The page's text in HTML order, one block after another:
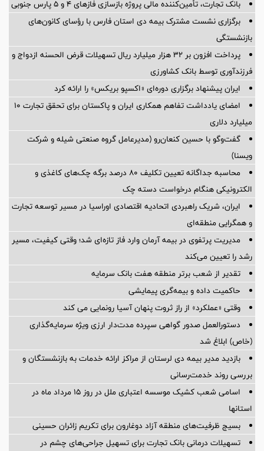
بانک تجارت، تأمین‌کننده مالی پروژه بازسازی فازهای ۴ و ۵ پارس جنوبی
برگزاری نشست مشترک بیمه دی استان فارس با رؤسای کانون‌های
بازنشستگی
پرداخت افزون بر 32 هزار میلیارد ریال تسهیلات قرض الحسنه ازدواج و
فرزندآوری توسط بانک کشاورزی
ایران پیشنهاد برگزاری دوره‌ای «اکسپو بریکس» را ارائه کرد
امضای یادداشت تفاهم همکاری ایران و پاکستان برای تحقق تجارت ۱۰
میلیارد دلاری
گفت‌وگو با حسین كنعان‌رو (مدیرعامل گروه صنعتی شیله و شركت
ویسنا)
محاسبه جداگانه تعیین تکلیف 80 درصد برگه چک‌های کاغذی و
الکترونیکی هنگام درخواست دسته چک
ایران، شریک راهبردی اتحادیه اقتصادی اوراسیا در مسیر توسعه تجارت
و همگرایی منطقه‌ای
مدیریت پرتفوی در بیمه آرمان وارد فاز تازه‌ای شد؛ وقتی کیفیت، مسیر
رشد را تعیین می‌کند
تقدیر از شعب برتر منطقه هفت بانک سرمایه
حاکمیت داده و بیمه‌گری پیمایشی
وقتی «عملکرد» از راز ثروت پنهان آسیا رونمایی می کند
دستورالعمل صدور گواهی سپرده مدت‌دار ارزی ویژه سرمایه‌گذاری
(خاص) ابلاغ شد
بازدید مدیر بیمه دی لرستان از مراکز ارائه خدمات به بازنشستگان و
بررسی روند خدمت‌رسانی
اسامی شعب کشیک موسسه اعتباری ملل در روز 15 مرداد ماه در
استانها
بسیج ظرفیت‌های منطقه آزاد دوغارون برای تکریم زائران حسینی
تسهیلات درمانی بانک تجارت برای تسهیل جراحی‌های چشم در